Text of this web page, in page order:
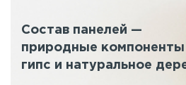
Состав панелей —
природные компоненты
гипс и натуральное